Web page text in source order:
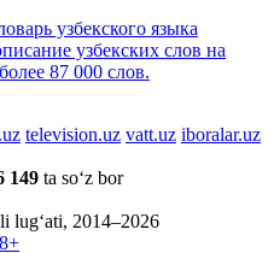
узбекского языка
узбекских слов на
87 000 слов.
television.uz vatt.uz iboralar.uz
149 ta so‘z bor
2014–2026